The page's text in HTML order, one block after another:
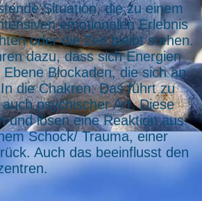
Situation, die zu einem
emotionalen Erlebnis
oder die Zeit bleibt stehen.
dazu, dass sich Energien
Blockaden, die sich an
die Chakren. Das führt zu
psychischer Art. Diese
und lösen eine Reaktion aus.
Schock/ Trauma, einer
Auch das beeinflusst den